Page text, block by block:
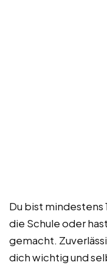
Du bist mindestens
die Schule oder
gemacht.
dich wichtig und